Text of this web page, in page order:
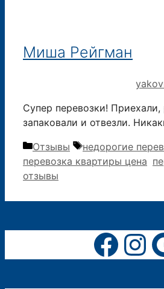
Миша Рейгман
Супер перевозки! Приехали,
запаковали и отвезли.
Рубрики
Отзывы Метки
недорогие
перевозка квартиры цена
отзывы